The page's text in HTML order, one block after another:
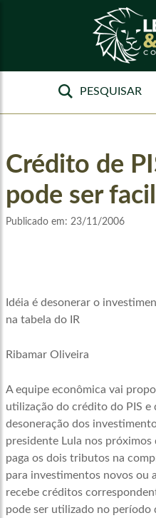
Crédito de
pode ser
Publicado em: 23/11/2006
Idéia é desonerar o
na tabela do IR
Ribamar Oliveira
A equipe econômica vai
utilização do crédito do PIS
desoneração dos
presidente Lula nos
paga os dois tributos na
para investimentos novos ou
recebe créditos
pode ser utilizado no período